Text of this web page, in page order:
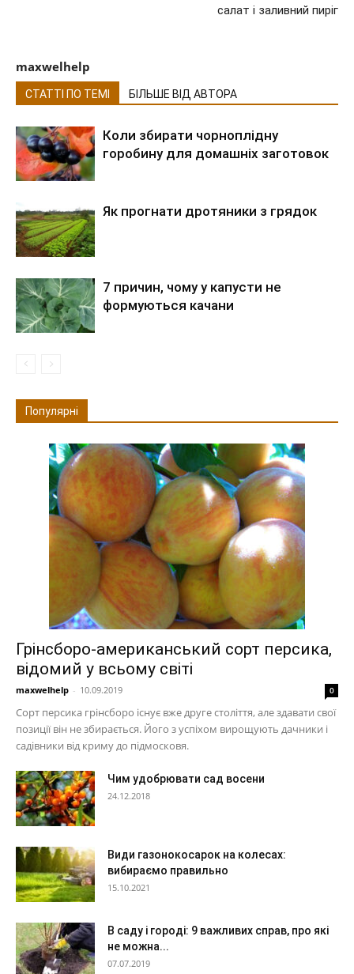
салат і заливний пиріг
maxwelhelp
СТАТТІ ПО ТЕМІ БІЛЬШЕ ВІД АВТОРА
Коли збирати чорноплідну
горобину для домашніх заготовок
Як прогнати дротяники з грядок
7 причин, чому у капусти не
формуються качани
Популярні
Грінсборо-американський сорт персика,
відомий у всьому світі
maxwelhelp - 10.09.2019 0
Сорт персика грінсборо існує вже друге століття, але здавати свої
позиції він не збирається. Його з успіхом вирощують дачники і
садівники від криму до підмосковя.
Чим удобрювати сад восени
24.12.2018
Види газонокосарок на колесах:
вибираємо правильно
15.10.2021
В саду і городі: 9 важливих справ, про які
не можна...
07.07.2019